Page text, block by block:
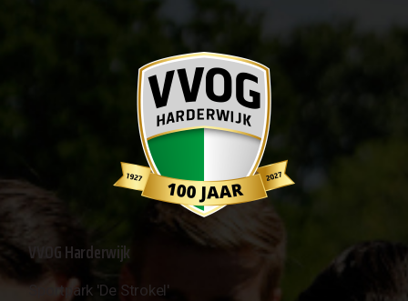
VVOG Harderwijk
Sportpark 'De Strokel'